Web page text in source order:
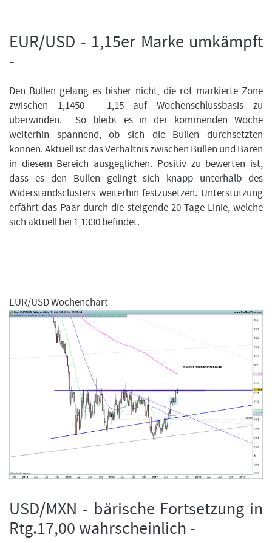
EUR/USD - 1,15er Marke umkämpft
-
Den Bullen gelang es bisher nicht, die rot markierte Zone
zwischen 1,1450 - 1,15 auf Wochenschlussbasis zu
überwinden. So bleibt es in der kommenden Woche
weiterhin spannend, ob sich die Bullen durchsetzten
können. Aktuell ist das Verhältnis zwischen Bullen und Bären
in diesem Bereich ausgeglichen. Positiv zu bewerten ist,
dass es den Bullen gelingt sich knapp unterhalb des
Widerstandsclusters weiterhin festzusetzen. Unterstützung
erfährt das Paar durch die steigende 20-Tage-Linie, welche
sich aktuell bei 1,1330 befindet.
EUR/USD Wochenchart
USD/MXN - bärische Fortsetzung in
Rtg.17,00 wahrscheinlich -